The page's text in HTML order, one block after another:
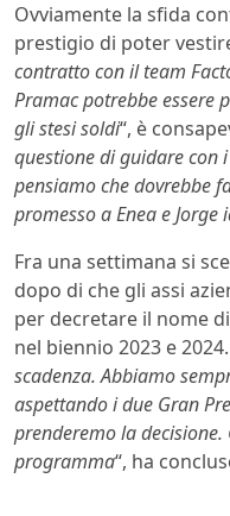
Ovviamente la sfida
prestigio di poter
contratto con il team
Pramac potrebbe essere
gli stesi soldi“, è
questione di guidare con
pensiamo che dovrebbe
promesso a Enea e
Fra una settimana si
dopo di che gli assi
per decretare il nome
nel biennio 2023 e 2024.
scadenza. Abbiamo
aspettando i due Gran
prenderemo la
programma“, ha